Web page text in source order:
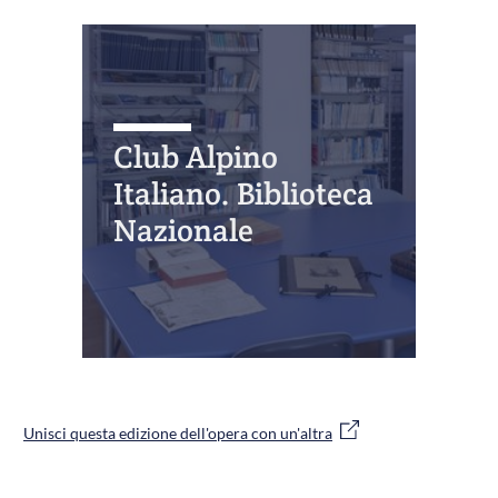
Club Alpino
Italiano. Biblioteca
Nazionale
Unisci questa edizione dell'opera con un'altra